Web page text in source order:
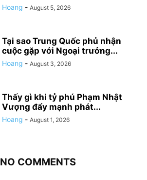
Hoang - August 5, 2026
Tại sao Trung Quốc phủ nhận
cuộc gặp với Ngoại trưởng...
Hoang - August 3, 2026
Thấy gì khi tỷ phú Phạm Nhật
Vượng đẩy mạnh phát...
Hoang - August 1, 2026
NO COMMENTS